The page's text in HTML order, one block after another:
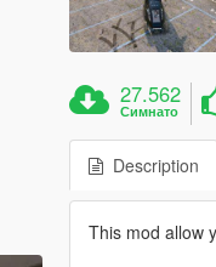
27.562
Симнато
Description
This mod allow